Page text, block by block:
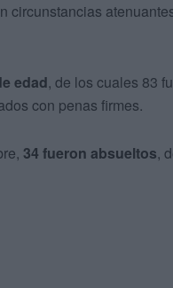
circunstancias
edad, de los cuales 83
con penas firmes.
34 fueron absueltos,